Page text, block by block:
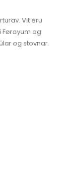
Vit eru
og
og stovnar.